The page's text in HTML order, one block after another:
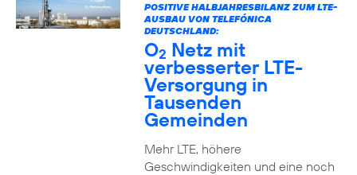
POSITIVE HALBJAHRESBILANZ ZUM LTE-
AUSBAU VON TELEFÓNICA
DEUTSCHLAND:
O2 Netz mit
verbesserter LTE-
Versorgung in
Tausenden
Gemeinden
Mehr LTE, höhere
Geschwindigkeiten und eine noch